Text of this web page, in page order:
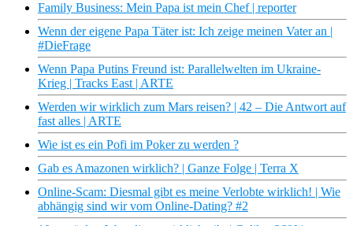
Family Business: Mein Papa ist mein Chef | reporter
Wenn der eigene Papa Täter ist: Ich zeige meinen Vater an |
#DieFrage
Wenn Papa Putins Freund ist: Parallelwelten im Ukraine-
Krieg | Tracks East | ARTE
Werden wir wirklich zum Mars reisen? | 42 – Die Antwort auf
fast alles | ARTE
Wie ist es ein Pofi im Poker zu werden ?
Gab es Amazonen wirklich? | Ganze Folge | Terra X
Online-Scam: Diesmal gibt es meine Verlobte wirklich! | Wie
abhängig sind wir vom Online-Dating? #2